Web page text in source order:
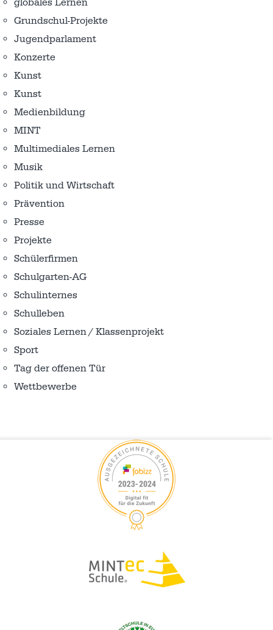
Grundschul-Projekte
Jugendparlament
Konzerte
Kunst
Kunst
Medienbildung
MINT
Multimediales Lernen
Musik
Politik und Wirtschaft
Prävention
Presse
Projekte
Schülerfirmen
Schulgarten-AG
Schulinternes
Schulleben
Soziales Lernen / Klassenprojekt
Sport
Tag der offenen Tür
Wettbewerbe